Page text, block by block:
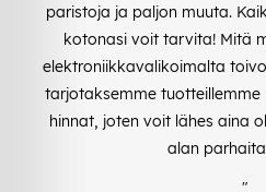
paristoja ja paljon muuta.
kotonasi voit tarvita! Mitä
elektroniikkavalikoimalta
tarjotaksemme
hinnat, joten voit lähes aina
alan
"